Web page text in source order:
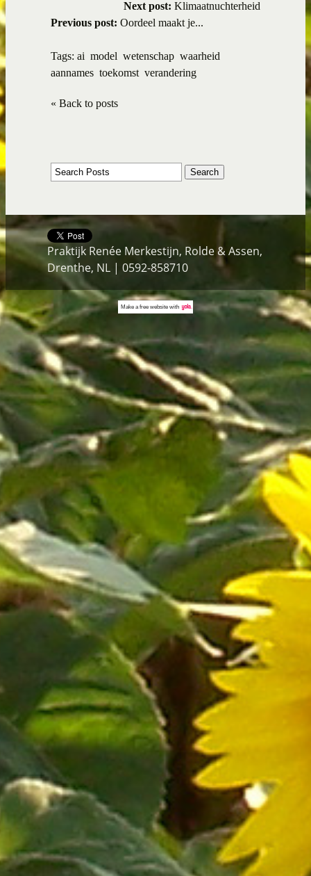
Next post: Klimaatnuchterheid
Previous post: Oordeel maakt je...
Tags: ai model wetenschap waarheid
aannames toekomst verandering
« Back to posts
Praktijk Renée Merkestijn, Rolde & Assen,
Drenthe, NL | 0592-858710
Make a free websitewith